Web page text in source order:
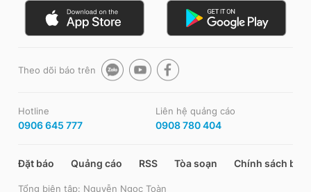
Theo dõi báo trên
Hotline
0906 645 777
Liên hệ quảng cáo
0908 780 404
Đặt báo Quảng cáo RSS Tòa soạn Chính sách bảo
Tổng biên tập: Nguyễn Ngọc Toàn